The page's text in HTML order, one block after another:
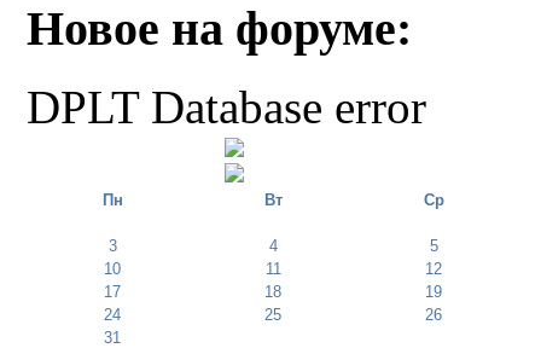
Новое на форуме:
DPLT Database error
Пн Вт Ср
3 4
5
10
11
12
17
18
19
24
25
26
31